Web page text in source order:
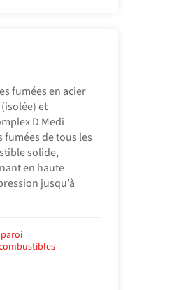
fumées en acier
et
D Medi
fumées de tous les
solide,
en haute
jusqu’à